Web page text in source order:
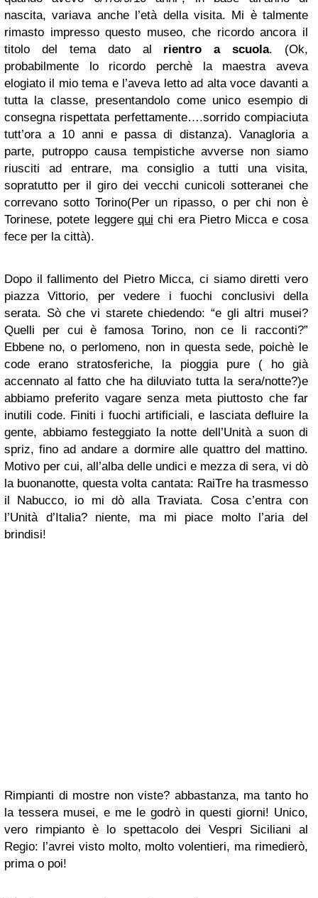
nascita, variava anche l’età della visita. Mi è talmente
rimasto impresso questo museo, che ricordo ancora il
titolo del tema dato al rientro a scuola. (Ok,
probabilmente lo ricordo perchè la maestra aveva
elogiato il mio tema e l’aveva letto ad alta voce davanti a
tutta la classe, presentandolo come unico esempio di
consegna rispettata perfettamente….sorrido compiaciuta
tutt’ora a 10 anni e passa di distanza). Vanagloria a
parte, putroppo causa tempistiche avverse non siamo
riusciti ad entrare, ma consiglio a tutti una visita,
sopratutto per il giro dei vecchi cunicoli sotteranei che
correvano sotto Torino(Per un ripasso, o per chi non è
Torinese, potete leggere qui chi era Pietro Micca e cosa
fece per la città).
Dopo il fallimento del Pietro Micca, ci siamo diretti vero
piazza Vittorio, per vedere i fuochi conclusivi della
serata. Sò che vi starete chiedendo: “e gli altri musei?
Quelli per cui è famosa Torino, non ce li racconti?”
Ebbene no, o perlomeno, non in questa sede, poichè le
code erano stratosferiche, la pioggia pure ( ho già
accennato al fatto che ha diluviato tutta la sera/notte?)e
abbiamo preferito vagare senza meta piuttosto che far
inutili code. Finiti i fuochi artificiali, e lasciata defluire la
gente, abbiamo festeggiato la notte dell’Unità a suon di
spriz, fino ad andare a dormire alle quattro del mattino.
Motivo per cui, all’alba delle undici e mezza di sera, vi dò
la buonanotte, questa volta cantata: RaiTre ha trasmesso
il Nabucco, io mi dò alla Traviata. Cosa c’entra con
l’Unità d’Italia? niente, ma mi piace molto l’aria del
brindisi!
Rimpianti di mostre non viste? abbastanza, ma tanto ho
la tessera musei, e me le godrò in questi giorni! Unico,
vero rimpianto è lo spettacolo dei Vespri Siciliani al
Regio: l’avrei visto molto, molto volentieri, ma rimedierò,
prima o poi!